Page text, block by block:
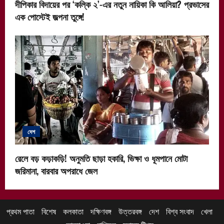
দীপিকার বিদায়ের পর ‘কল্কি ২’-এর নতুন নায়িকা কি আলিয়া? প্রভাসের
এক পোস্টেই জল্পনা তুঙ্গে!
দেশ
রেলে বড় কড়াকড়ি! অনুমতি ছাড়া হকারি, ভিক্ষা ও ধূমপানে মোটা
জরিমানা, বারবার অপরাধে জেল
প্রথম পাতা বিশেষ কলকাতা দক্ষিণবঙ্গ উত্তরবঙ্গ দেশ বিশ্ব সংবাদ খেলা